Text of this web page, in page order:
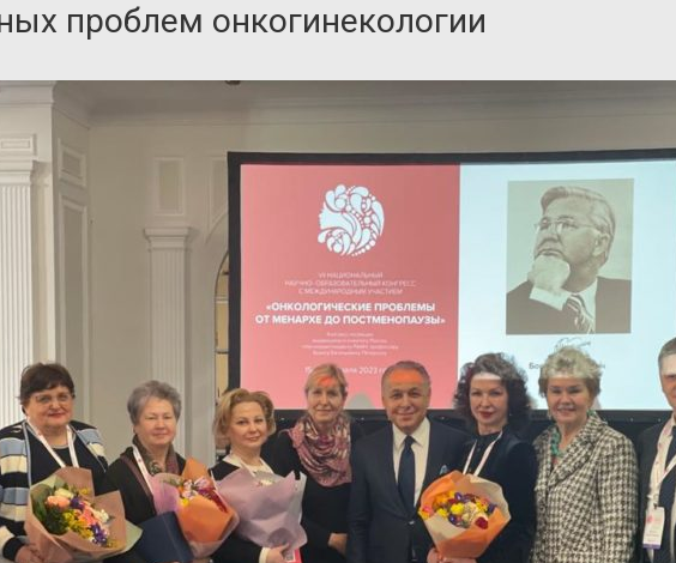
проблем онкогинекологии